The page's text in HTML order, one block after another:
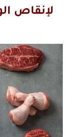
لإنقاص